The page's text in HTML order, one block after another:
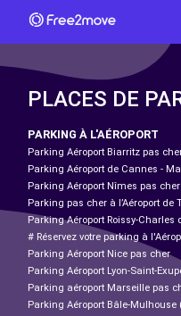
PLACES DE
PARKING À L'AÉROPORT
Parking Aéroport Biarritz pas
Parking Aéroport de Cannes -
Parking Aéroport Nîmes pas cher
Parking pas cher à l’Aéroport de
Parking Aéroport Roissy-Charles
# Réservez votre parking à
Parking Aéroport Nice pas cher
Parking Aéroport Lyon-Saint-
Parking aéroport Marseille pas
Parking Aéroport Bâle-Mulhouse